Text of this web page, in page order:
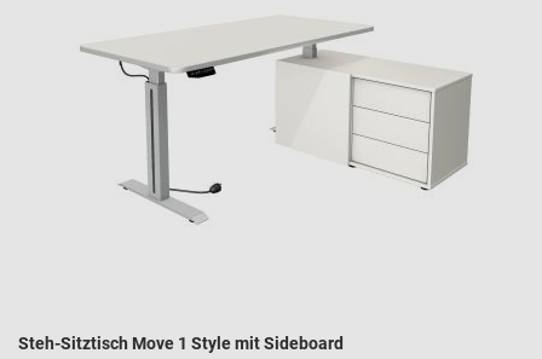
Steh-Sitztisch Move 1 Style mit Sideboard